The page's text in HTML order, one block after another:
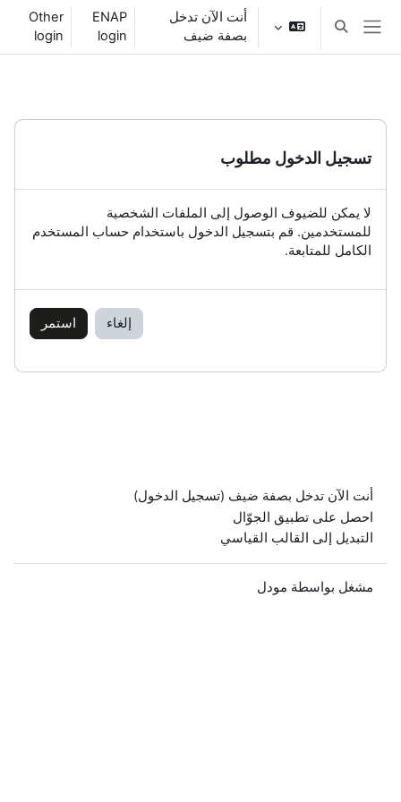
تخطى إلى المحتوى الرئيسي
واجهة جانبية
تبديل إدخال البحث
أنت الآن تدخل
بصفة ضيف
ENAP
login
Other
login
تسجيل الدخول مطلوب
لا يمكن للضيوف الوصول إلى الملفات الشخصية
للمستخدمين. قم بتسجيل الدخول باستخدام حساب المستخدم
الكامل للمتابعة.
إلغاء استمر
أنت الآن تدخل بصفة ضيف (تسجيل الدخول)
احصل على تطبيق الجوّال
التبديل إلى القالب القياسي
مشغل بواسطة مودل